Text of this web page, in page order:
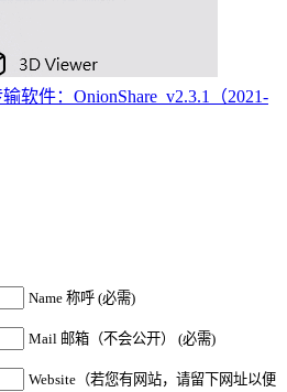
软件：OnionShare_v2.3.1（2021-
Name 称呼 (必需)
Mail 邮箱（不会公开） (必需)
Website（若您有网站，请留下网址以便